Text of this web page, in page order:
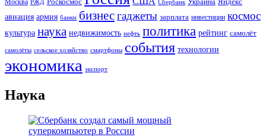
РЖД Сбербанк
авиация армия банки бизнесгаджеты зарплата инвестиции космос
культура наука недвижимость нефть политика рейтинг самолёт
самолёты сельское хозяйство смартфоны события технологии
экономика экспорт
Наука